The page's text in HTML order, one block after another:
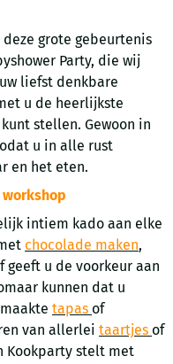
grote gebeurtenis
Party, die wij
liefst denkbare
u de heerlijkste
stellen. Gewoon in
u in alle rust
en het eten.
intiem kado aan elke
chocolade maken,
geeft u de voorkeur aan
kunnen dat u
tapas of
van allerlei taartjes of
Kookparty stelt met